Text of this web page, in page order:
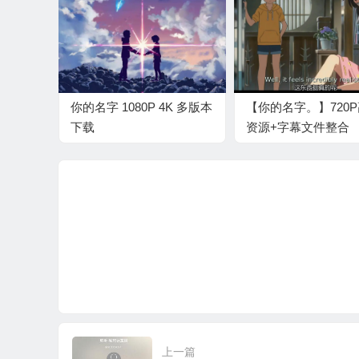
你的名字 1080P 4K 多版本
下载
【你的名字。】
资源+字幕文件整合
上一篇